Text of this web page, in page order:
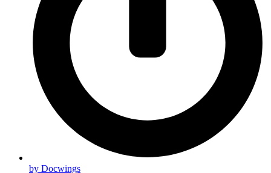
by Docwings